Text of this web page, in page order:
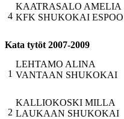
4
KAATRASALO AMELIA
KFK SHUKOKAI ESPOO
Kata tytöt 2007-2009
1
LEHTAMO ALINA
VANTAAN SHUKOKAI
2
KALLIOKOSKI MILLA
LAUKAAN SHUKOKAI